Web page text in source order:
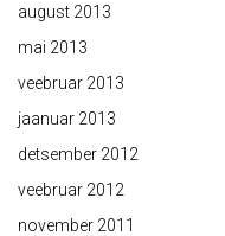
august 2013
mai 2013
veebruar 2013
jaanuar 2013
detsember 2012
veebruar 2012
november 2011